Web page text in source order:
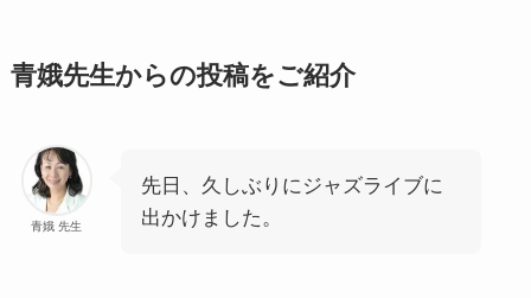
青娥先生からの投稿をご紹介
青娥 先生
先日、久しぶりにジャズライブに
出かけました。